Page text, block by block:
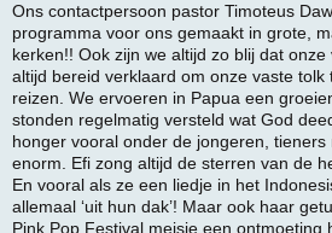
Ons contactpersoon pastor Timoteus
programma voor ons gemaakt in grote,
kerken!! Ook zijn we altijd zo blij dat
altijd bereid verklaard om onze vaste
reizen. We ervoeren in Papua een
stonden regelmatig versteld wat God
honger vooral onder de jongeren,
enorm. Efi zong altijd de sterren van de
En vooral als ze een liedje in het
allemaal ‘uit hun dak’! Maar ook haar
Pink Pop Festival meisje een ontmoeting